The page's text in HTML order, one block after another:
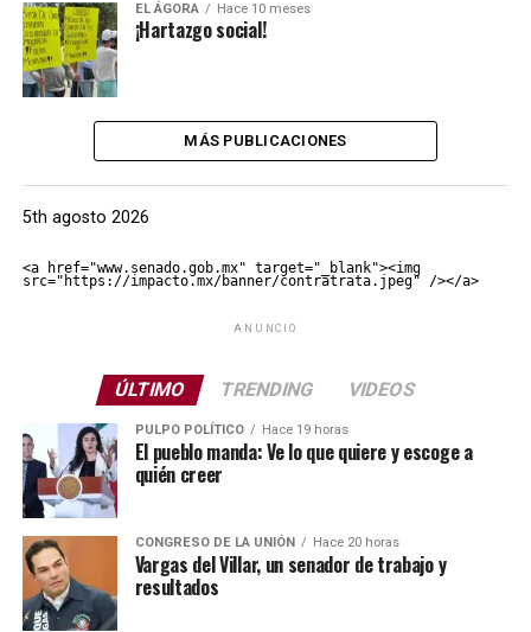
EL ÁGORA Hace 10 meses
¡Hartazgo social!
MÁS PUBLICACIONES
5th agosto 2026
<a href="www.senado.gob.mx" target="_blank"><img
src="https://impacto.mx/banner/contratrata.jpeg" /></a>
ANUNCIO
ÚLTIMO TRENDING VIDEOS
PULPO POLÍTICO Hace 19 horas
El pueblo manda: Ve lo que quiere y escoge a
quién creer
CONGRESO DE LA UNIÓN Hace 20 horas
Vargas del Villar, un senador de trabajo y
resultados